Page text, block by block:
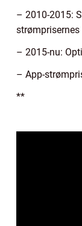
– 2010-2015:
– 2015-nu:
– App-
**